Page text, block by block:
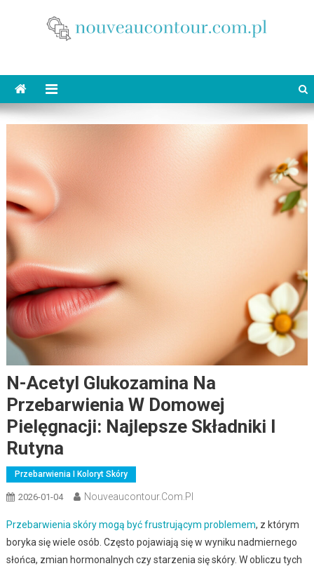
N-Acetyl Glukozamina Na
Przebarwienia W Domowej
Pielęgnacji: Najlepsze Składniki I
Rutyna
Przebarwienia I Koloryt Skóry
2026-01-04 Nouveaucontour.com.pl
Przebarwienia skóry mogą być frustrującym problemem, z którym
boryka się wiele osób. Często pojawiają się w wyniku nadmiernego
słońca, zmian hormonalnych czy starzenia się skóry. W obliczu tych